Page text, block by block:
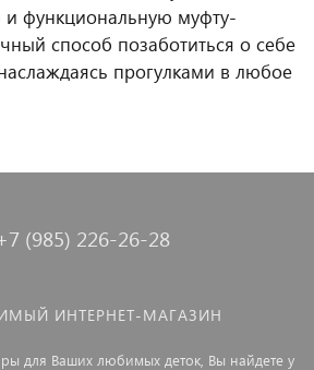
и функциональную муфту-
способ позаботиться о себе
прогулками в любое
(985) 226-26-28
ИНТЕРНЕТ-МАГАЗИН
для Ваших любимых деток, Вы найдете у